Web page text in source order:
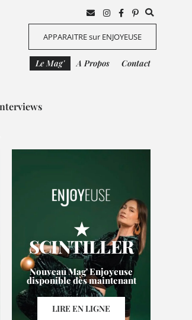
APPARAITRE sur ENJOYEUSE
Le Mag' A Propos Contact
★
SCINTILLER
Nouveau Mag' Enjoyeuse
disponible dès maintenant
LIRE EN LIGNE